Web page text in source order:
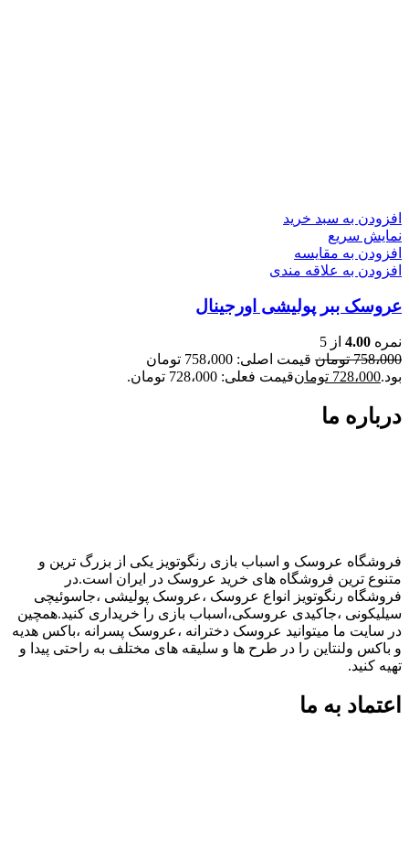
افزودن به سبد خرید
نمایش سریع
افزودن به مقایسه
افزودن به علاقه مندی
عروسک ببر پولیشی اورجينال
نمره 4.00 از 5
758،000 تومان
قیمت اصلی: 758،000 تومان
بود.728،000 تومانقیمت فعلی: 728،000 تومان.
درباره ما
فروشگاه عروسک و اسباب بازی رنگوتویز یکی از بزرگ ترین و
متنوع ترین فروشگاه های خرید عروسک در ایران است.در
فروشگاه رنگوتویز انواع عروسک ،عروسک پولیشی ،جاسوئیچی
سیلیکونی ،جاکیدی عروسکی،اسباب بازی را خریداری کنید.همچین
در سایت ما میتوانید عروسک دخترانه ،عروسک پسرانه ،باکس هدیه
و باکس ولنتاین را در طرح ها و سلیقه های مختلف به راحتی پیدا و
تهیه کنید.
اعتماد به ما